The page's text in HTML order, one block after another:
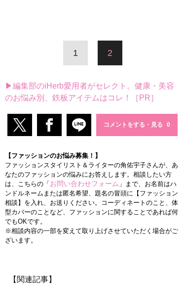
1 2
▶編集部のiHerb愛用者がセレクト。健康・美容
のお悩み別、鉄板アイテムはコレ！［PR］
コメントをする・見る
【ファッションのお悩み募集！】
ファッションスタイリスト＆ライターの角佑宇子さんが、あ
なたのファッションの悩みにお答えします。相談したい方
は、こちらの「 お問い合わせフォーム 」まで、お名前はハ
ンドルネームまたは匿名希望、題名の冒頭に【ファッション
相談】を入れ、お送りください。コーディネートのこと、体
型カバーのことなど、ファッションに関することであれば何
でもOKです。
※相談内容の一部を変えて取り上げさせていただく場合がご
ざいます。
【関連記事】